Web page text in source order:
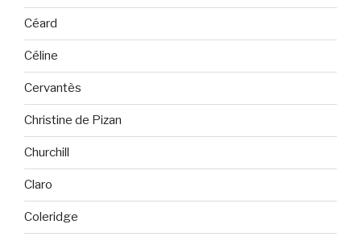
Céard
Céline
Cervantès
Christine de Pizan
Churchill
Claro
Coleridge